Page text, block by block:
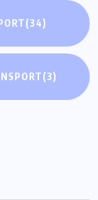
(34)
(3)